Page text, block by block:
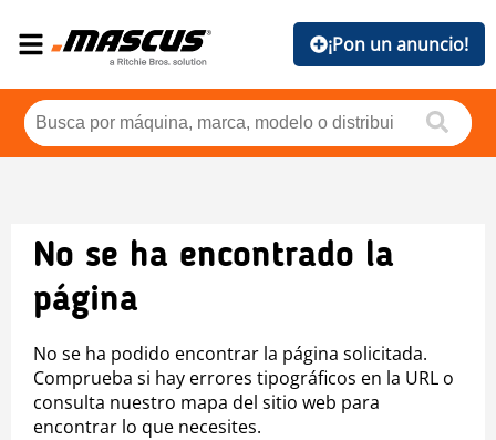
¡Pon un anuncio!
No se ha encontrado la
página
No se ha podido encontrar la página solicitada.
Comprueba si hay errores tipográficos en la URL o
consulta nuestro mapa del sitio web para
encontrar lo que necesites.